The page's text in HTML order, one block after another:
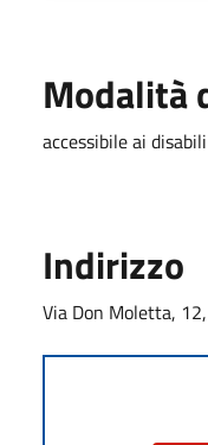
Modalità
accessibile ai disabili
Indirizzo
Via Don Moletta,